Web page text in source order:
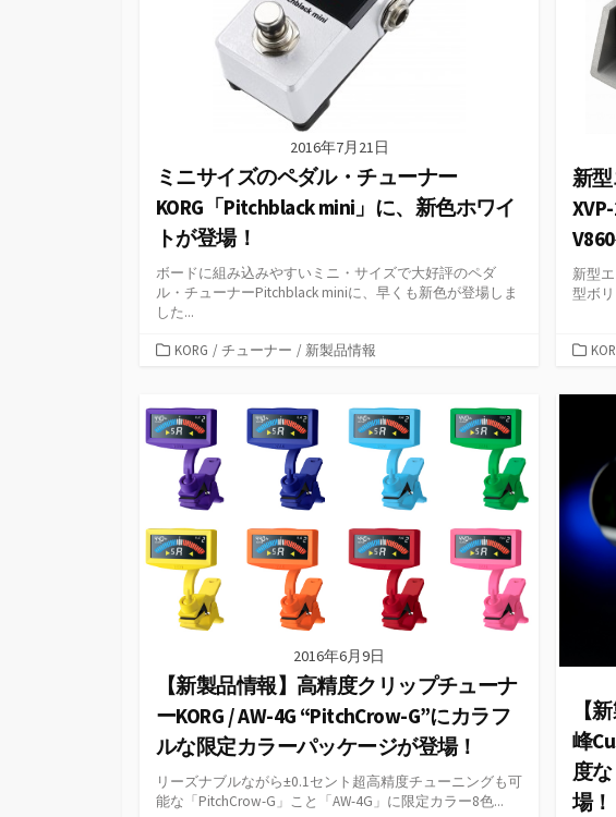
2016年7月21日
ミニサイズのペダル・チューナー
KORG「Pitchblack mini」に、新色ホワイ
トが登場！
ボードに組み込みやすいミニ・サイズで大好評のペダ
ル・チューナーPitchblack miniに、早くも新色が登場しま
した...
カ
リ
ー
KORG / チューナー / 新製品情報
新
新型
型ボ
カ
ゴ
2016年6月9日
【新製品情報】高精度クリップチューナ
ーKORG / AW-4G “PitchCrow-G”にカラフ
ルな限定カラーパッケージが登場！
リーズナブルながら±0.1セント超高精度チューニングも可
能な「PitchCrow-G」こと「AW-4G」に限定カラー8色...
【
峰
度
場！